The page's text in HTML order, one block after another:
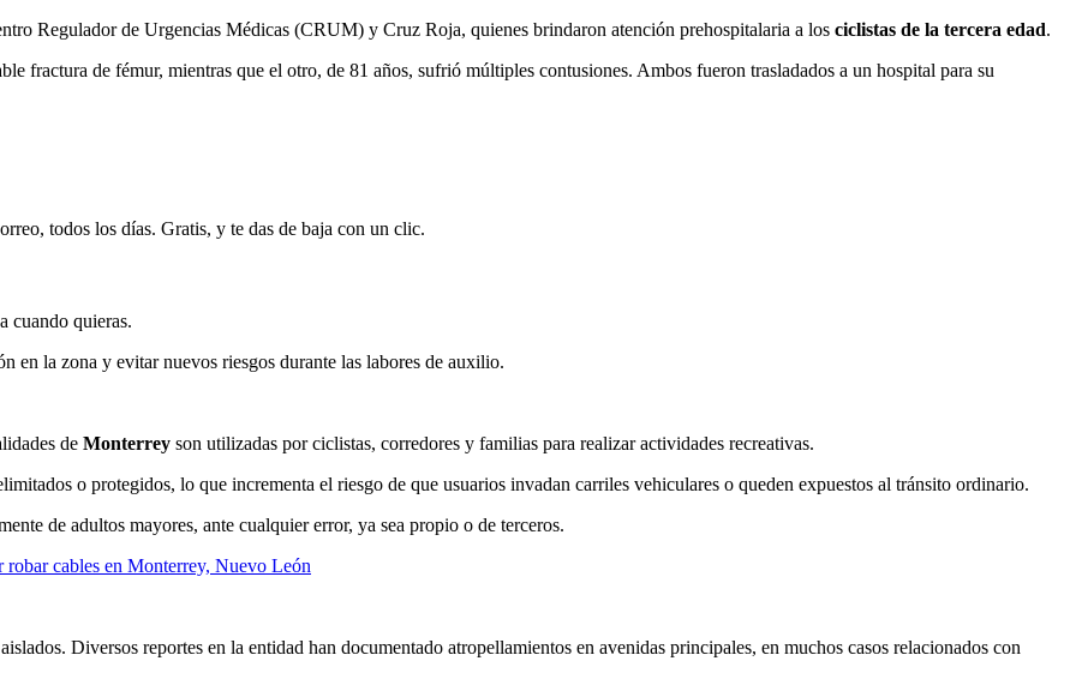
Regulador de Urgencias Médicas (CRUM) y Cruz Roja, quienes brindaron atención prehospitalaria a los ciclistas de la tercera edad.
fractura de fémur, mientras que el otro, de 81 años, sufrió múltiples contusiones. Ambos fueron trasladados a un hospital para su
todos los días. Gratis, y te das de baja con un clic.
cuando quieras.
la zona y evitar nuevos riesgos durante las labores de auxilio.
de Monterrey son utilizadas por ciclistas, corredores y familias para realizar actividades recreativas.
o protegidos, lo que incrementa el riesgo de que usuarios invadan carriles vehiculares o queden expuestos al tránsito ordinario.
de adultos mayores, ante cualquier error, ya sea propio o de terceros.
robar cables en Monterrey, Nuevo León
Diversos reportes en la entidad han documentado atropellamientos en avenidas principales, en muchos casos relacionados con